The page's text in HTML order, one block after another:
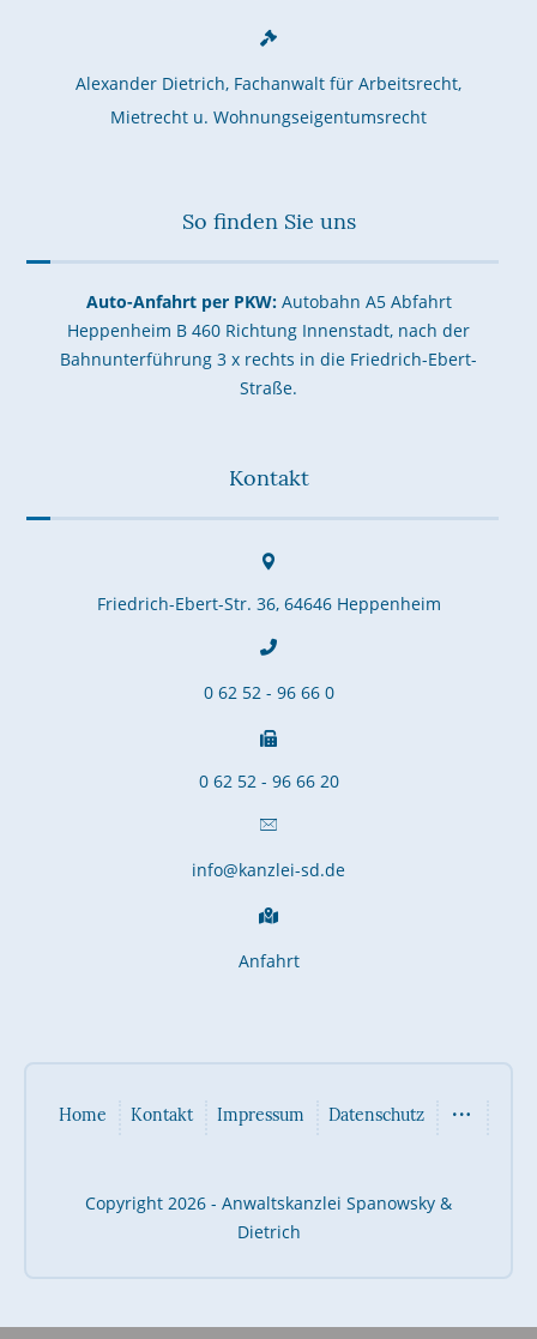
Alexander Dietrich, Fachanwalt für Arbeitsrecht,
Mietrecht u. Wohnungseigentumsrecht
So finden Sie uns
Auto-Anfahrt per PKW:Autobahn A5 Abfahrt
Heppenheim B 460 Richtung Innenstadt, nach der
Bahnunterführung 3 x rechts in die Friedrich-Ebert-
Straße.
Kontakt
Friedrich-Ebert-Str. 36, 64646 Heppenheim
0 62 52 - 96 66 0
0 62 52 - 96 66 20
info@kanzlei-sd.de
Anfahrt
Home Kontakt Impressum Datenschutz
Copyright 2026 - Anwaltskanzlei Spanowsky &
Dietrich